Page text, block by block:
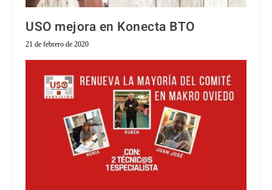
USO mejora en Konecta BTO
21 de febrero de 2020